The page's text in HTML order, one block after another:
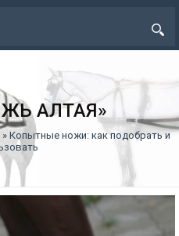
АЛТАЯ»
» Копытные ножи: как подобрать и